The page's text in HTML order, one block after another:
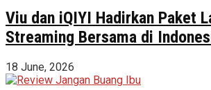
Viu dan iQIYI Hadirkan Paket
Streaming Bersama di
18 June, 2026